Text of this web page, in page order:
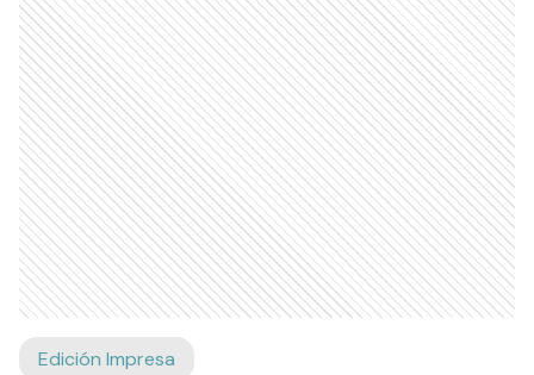
Edición Impresa